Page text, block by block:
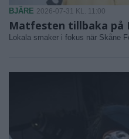
BJÄRE 2026-07-31 KL. 11:00
Matfesten tillbaka på
Lokala smaker i fokus när Skåne